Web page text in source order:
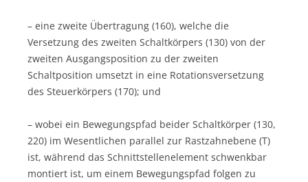
– eine zweite Übertragung (160), welche die
Versetzung des zweiten Schaltkörpers (130) von der
zweiten Ausgangsposition zu der zweiten
Schaltposition umsetzt in eine Rotationsversetzung
des Steuerkörpers (170); und
– wobei ein Bewegungspfad beider Schaltkörper (130,
220) im Wesentlichen parallel zur Rastzahnebene (T)
ist, während das Schnittstellenelement schwenkbar
montiert ist, um einem Bewegungspfad folgen zu